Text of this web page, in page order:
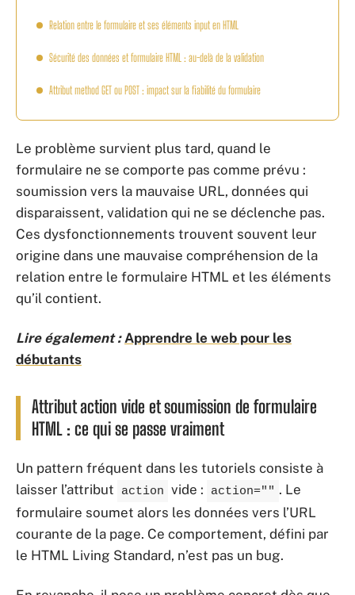
Relation entre le formulaire et ses éléments input en HTML
Sécurité des données et formulaire HTML : au-delà de la validation
Attribut method GET ou POST : impact sur la fiabilité du formulaire
Le problème survient plus tard, quand le
formulaire ne se comporte pas comme prévu :
soumission vers la mauvaise URL, données qui
disparaissent, validation qui ne se déclenche pas.
Ces dysfonctionnements trouvent souvent leur
origine dans une mauvaise compréhension de la
relation entre le formulaire HTML et les éléments
qu’il contient.
Lire également : Apprendre le web pour les
débutants
Attribut action vide et soumission de formulaire
HTML : ce qui se passe vraiment
Un pattern fréquent dans les tutoriels consiste à
laisser l’attribut
action vide : action="" . Le
formulaire soumet alors les données vers l’URL
courante de la page. Ce comportement, défini par
le HTML Living Standard, n’est pas un bug.